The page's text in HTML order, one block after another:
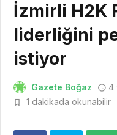
İzmirli H2K
liderliğini
istiyor
Gazete Boğaz 4
1 dakikada okunabilir